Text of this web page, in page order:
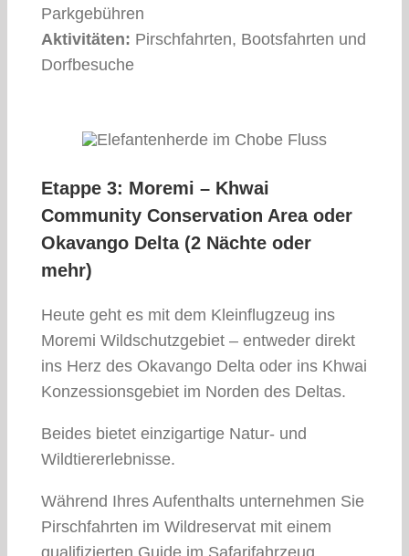
Parkgebühren
Aktivitäten: Pirschfahrten, Bootsfahrten und
Dorfbesuche
Etappe 3: Moremi – Khwai
Community Conservation Area oder
Okavango Delta (2 Nächte oder
mehr)
Heute geht es mit dem Kleinflugzeug ins
Moremi Wildschutzgebiet – entweder direkt
ins Herz des Okavango Delta oder ins Khwai
Konzessionsgebiet im Norden des Deltas.
Beides bietet einzigartige Natur- und
Wildtiererlebnisse.
Während Ihres Aufenthalts unternehmen Sie
Pirschfahrten im Wildreservat mit einem
qualifizierten Guide im Safarifahrzeug.